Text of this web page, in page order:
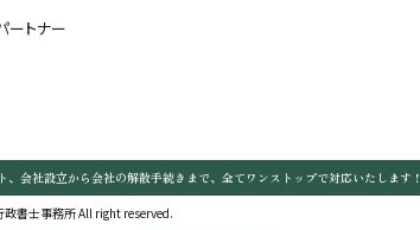
トナー
会社設立から会社の解散手続きまで、全てワンストップで対応いたします！
政書士事務所 All right reserved.